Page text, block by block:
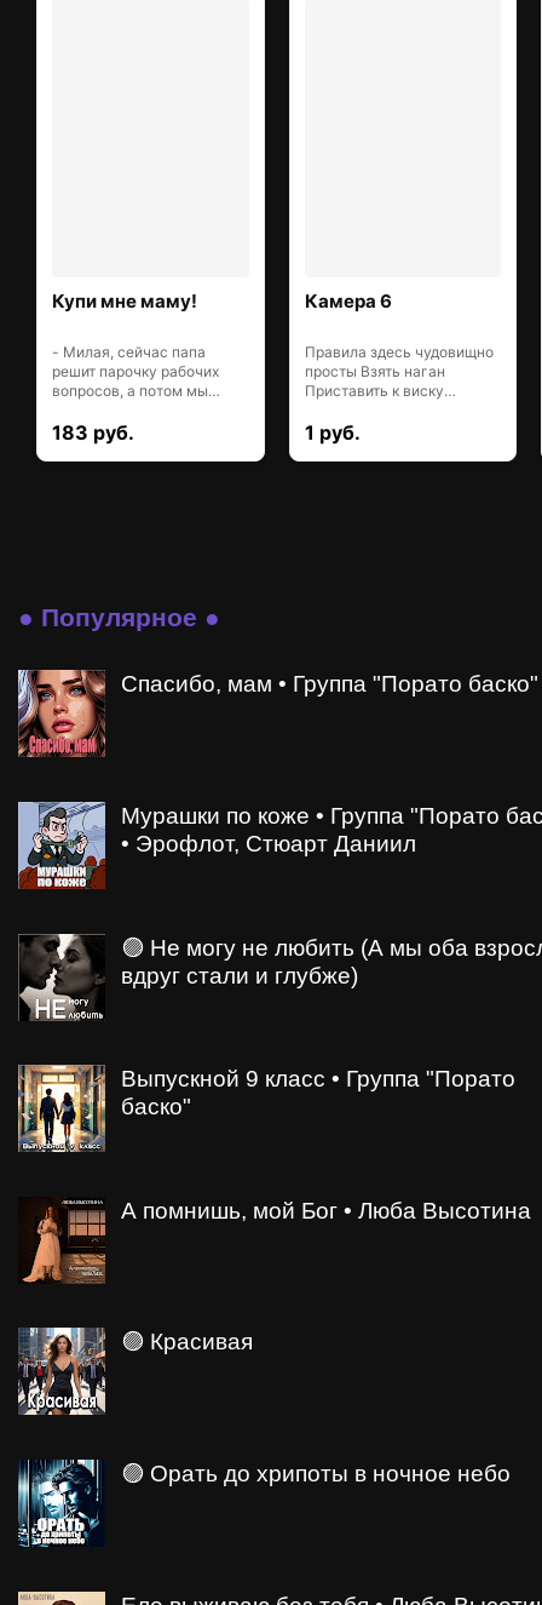
Купи мне маму!
- Милая, сейчас папа
решит парочку рабочих
вопросов, а потом мы
183 руб.
Камера 6
Правила здесь чудовищно
просты Взять наган
Приставить к виску
1 руб.
● Популярное ●
Спасибо, мам • Группа "Порато баско"
Мурашки по коже • Группа "Порато
• Эрофлот, Стюарт Даниил
🟣 Не могу не любить (А мы оба
вдруг стали и глубже)
Выпускной 9 класс • Группа "Порато
баско"
А помнишь, мой Бог • Люба Высотина
🟣 Красивая
🟣 Орать до хрипоты в ночное небо